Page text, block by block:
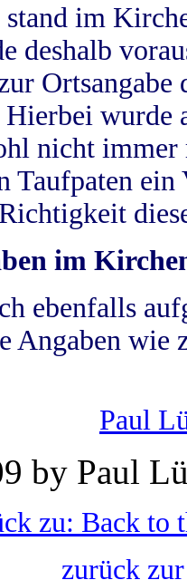
im
deshalb
wurde
nicht
Taufpaten
im
ebenfalls
Angaben wie
Paul
by Paul
zu: Back to
zurück